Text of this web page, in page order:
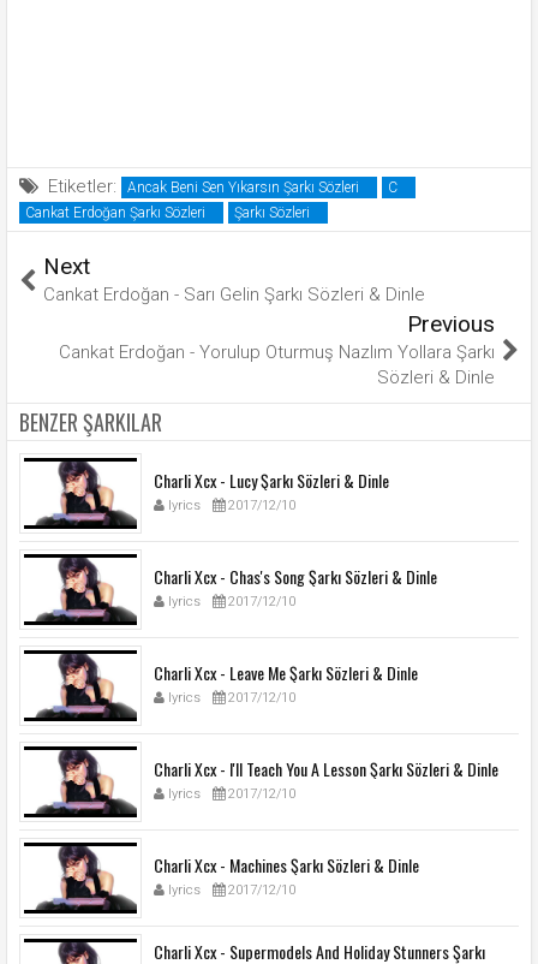
Etiketler: Ancak Beni Sen Yıkarsın Şarkı Sözleri
C
Cankat Erdoğan Şarkı Sözleri
Şarkı Sözleri
Next
Cankat Erdoğan - Sarı Gelin Şarkı Sözleri & Dinle
Previous
Cankat Erdoğan - Yorulup Oturmuş Nazlım Yollara Şarkı
Sözleri & Dinle
BENZER ŞARKILAR
Charli Xcx - Lucy Şarkı Sözleri & Dinle
lyrics 2017/12/10
Charli Xcx - Chas's Song Şarkı Sözleri & Dinle
lyrics 2017/12/10
Charli Xcx - Leave Me Şarkı Sözleri & Dinle
lyrics 2017/12/10
Charli Xcx - I'll Teach You A Lesson Şarkı Sözleri & Dinle
lyrics 2017/12/10
Charli Xcx - Machines Şarkı Sözleri & Dinle
lyrics 2017/12/10
Charli Xcx - Supermodels And Holiday Stunners Şarkı